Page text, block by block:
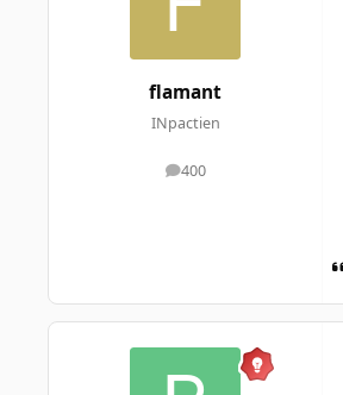
flamant
INpactien
400
messages